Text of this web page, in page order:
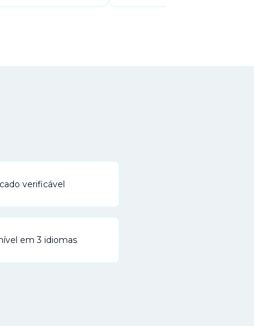
verificável
em 3 idiomas